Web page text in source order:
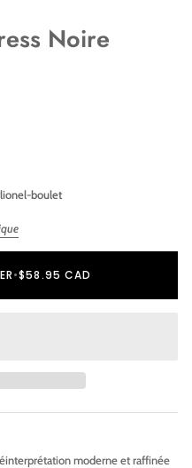
Noire
boulet
•$58.95 CAD
moderne et raffinée